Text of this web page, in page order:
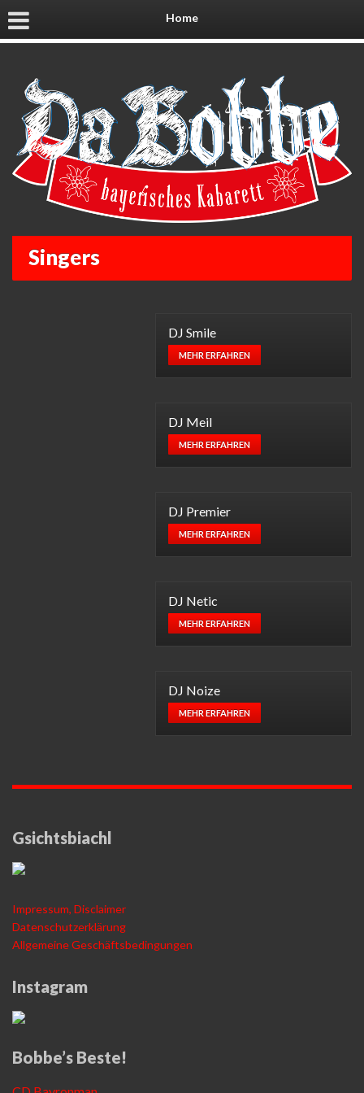
Home
Singers
DJ Smile
MEHR ERFAHREN
DJ Meil
MEHR ERFAHREN
DJ Premier
MEHR ERFAHREN
DJ Netic
MEHR ERFAHREN
DJ Noize
MEHR ERFAHREN
Gsichtsbiachl
Impressum, Disclaimer
Datenschutzerklärung
Allgemeine Geschäftsbedingungen
Instagram
Bobbe’s Beste!